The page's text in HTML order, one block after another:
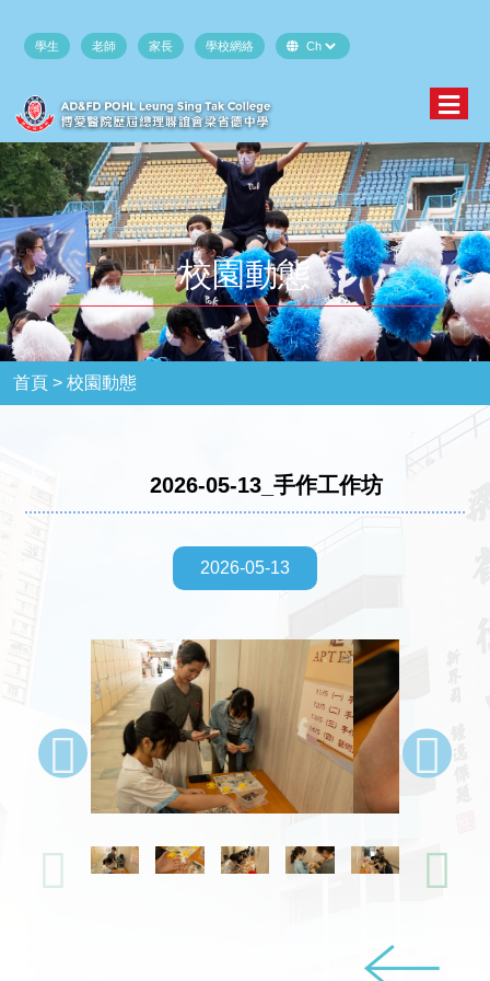
學生 老師 家長 學校網絡
校園動態
首頁 >校園動態
2026-05-13_手作工作坊
2026-05-13